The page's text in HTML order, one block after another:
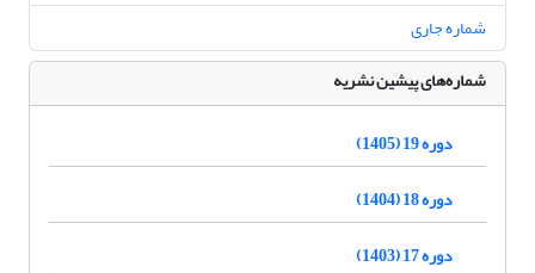
شماره جاری
شماره‌های پیشین نشریه
دوره 19 (1405)
دوره 18 (1404)
دوره 17 (1403)